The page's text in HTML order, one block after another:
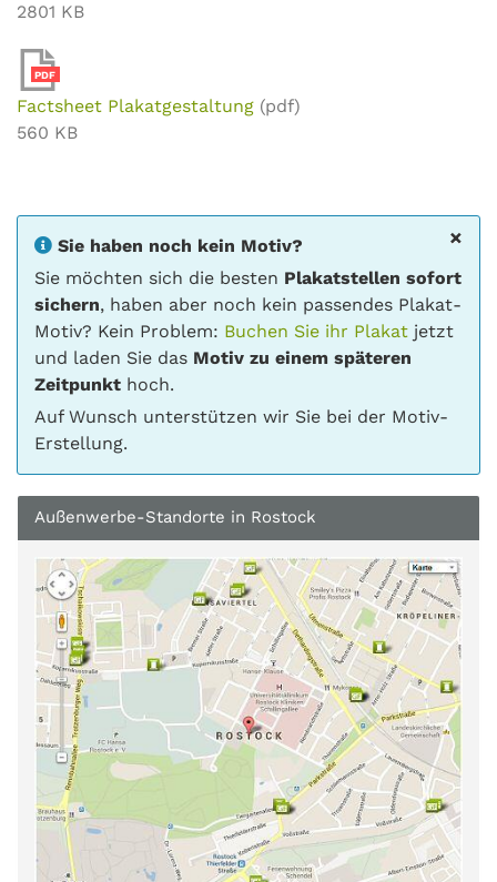
2801 KB
PDF
Factsheet Plakatgestaltung (pdf)
560 KB
×
Sie haben noch kein Motiv?
Sie möchten sich die besten Plakatstellen sofort
sichern, haben aber noch kein passendes Plakat-
Motiv? Kein Problem: Buchen Sie ihr Plakat jetzt
und laden Sie das Motiv zu einem späteren
Zeitpunkt hoch.
Auf Wunsch unterstützen wir Sie bei der Motiv-
Erstellung.
Außenwerbe-Standorte in Rostock